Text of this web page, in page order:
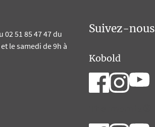
51 85 47 47 du
le samedi de 9h à
Suivez-nous
Kobold